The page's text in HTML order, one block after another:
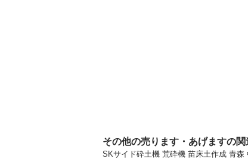
その他の売ります・あげますの関
SKサイド砕土機 荒砕機 苗床土作成 青森